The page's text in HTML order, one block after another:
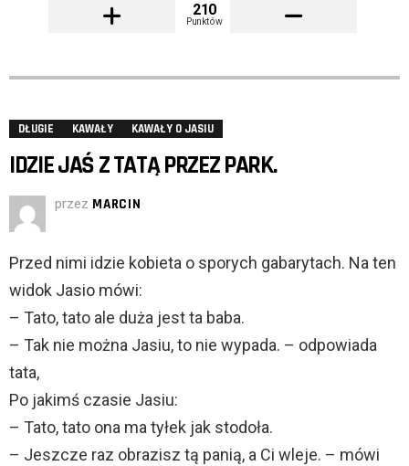
210
Punktów
DŁUGIE KAWAŁY KAWAŁY O JASIU
IDZIE JAŚ Z TATĄ PRZEZ PARK.
przez MARCIN
Przed nimi idzie kobieta o sporych gabarytach. Na ten
widok Jasio mówi:
– Tato, tato ale duża jest ta baba.
– Tak nie można Jasiu, to nie wypada. – odpowiada
tata,
Po jakimś czasie Jasiu:
– Tato, tato ona ma tyłek jak stodoła.
– Jeszcze raz obrazisz tą panią, a Ci wleje. – mówi